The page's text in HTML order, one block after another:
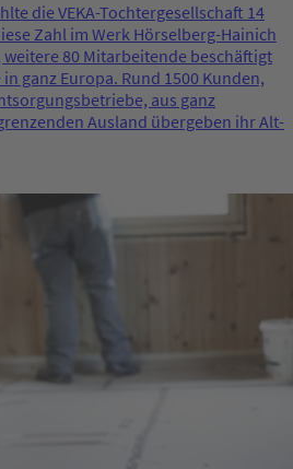
die VEKA-Tochtergesell­schaft 14
Zahl im Werk Hörselberg-Hainich
weitere 80 Mitarbeitende beschäftigt
ganz Europa. Rund 1500 Kunden,
aus ganz
Ausland übergeben ihr Alt-